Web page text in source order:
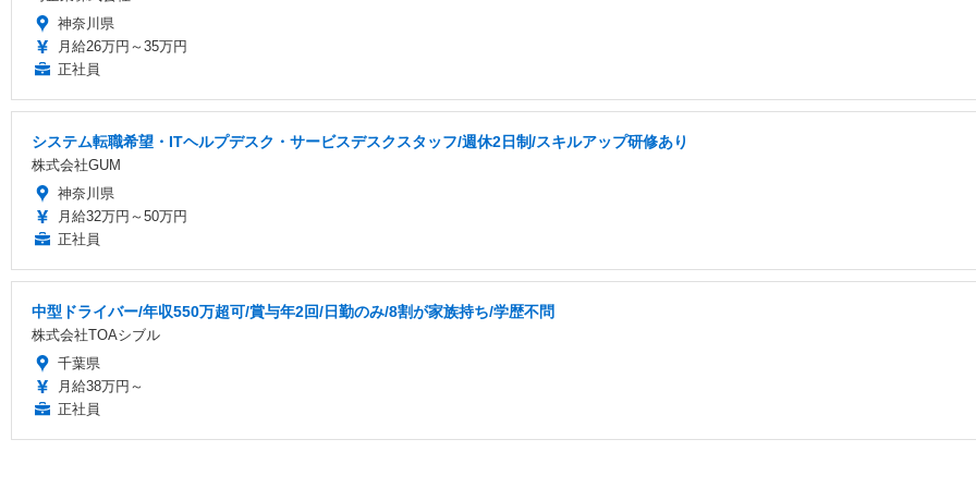
神奈川県
月給26万円～35万円
正社員
システム転職希望・ITヘルプデスク・サービスデスクスタッフ/週休2日制/スキルアップ研修あり
株式会社GUM
神奈川県
月給32万円～50万円
正社員
中型ドライバー/年収550万超可/賞与年2回/日勤のみ/8割が家族持ち/学歴不問
株式会社TOAシブル
千葉県
月給38万円～
正社員